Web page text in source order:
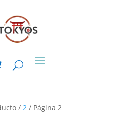
/ 2/ Página 2